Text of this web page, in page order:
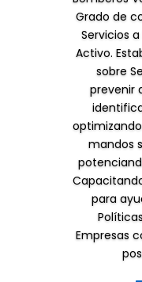
Grado de
Servicios
Activo.
sobre
prevenir
mandos
para
Empresas